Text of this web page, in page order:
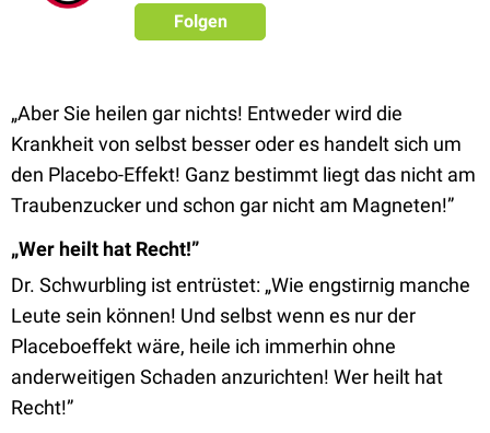
Folgen
„Aber Sie heilen gar nichts! Entweder wird die
Krankheit von selbst besser oder es handelt sich um
den Placebo-Effekt! Ganz bestimmt liegt das nicht am
Traubenzucker und schon gar nicht am Magneten!”
„Wer heilt hat Recht!”
Dr. Schwurbling ist entrüstet: „Wie engstirnig manche
Leute sein können! Und selbst wenn es nur der
Placeboeffekt wäre, heile ich immerhin ohne
anderweitigen Schaden anzurichten! Wer heilt hat
Recht!”